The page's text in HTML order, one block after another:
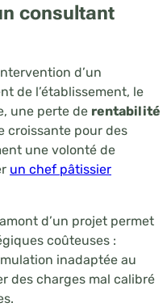
consultant
d’un
de l’établissement, le
une perte de rentabilité
croissante pour des
une volonté de
un chef pâtissier
d’un projet permet
coûteuses :
inadaptée au
des charges mal calibré